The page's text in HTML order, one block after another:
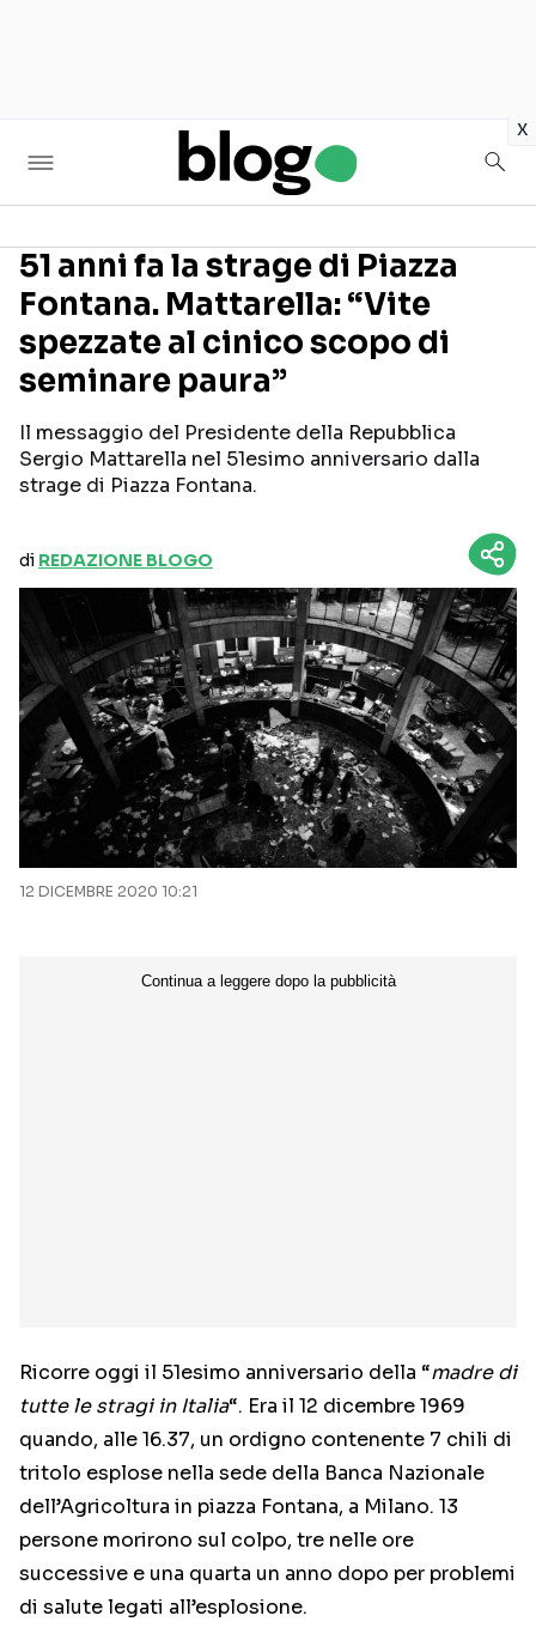
x
Seguici sui social
51 anni fa la strage di Piazza
Fontana. Mattarella: “Vite
spezzate al cinico scopo di
seminare paura”
Il messaggio del Presidente della Repubblica
Sergio Mattarella nel 51esimo anniversario dalla
strage di Piazza Fontana.
di REDAZIONE BLOGO
12 DICEMBRE 2020 10:21
Ricorre oggi il 51esimo anniversario della “madre di
tutte le stragi in Italia“. Era il 12 dicembre 1969
quando, alle 16.37, un ordigno contenente 7 chili di
tritolo esplose nella sede della Banca Nazionale
dell’Agricoltura in piazza Fontana, a Milano. 13
persone morirono sul colpo, tre nelle ore
successive e una quarta un anno dopo per problemi
di salute legati all’esplosione.